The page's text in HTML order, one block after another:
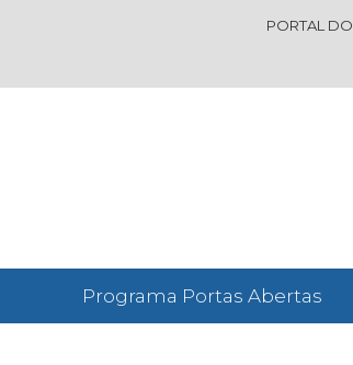
PORTAL DO
Programa Portas Abertas